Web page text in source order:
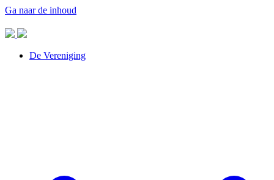
Ga naar de inhoud
De Vereniging